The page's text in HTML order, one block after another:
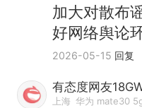
加大对散布
好网络舆论
2026-05-15 回复
有态度网友
上海 华为 mate30
热
十
全部
新
全
家，